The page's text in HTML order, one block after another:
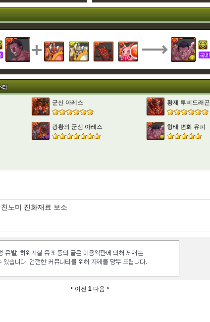
터
군신 아레스 황제 루비드래곤
광황의 군신 아레스 형태 변화 유피
친노미 진화재료 보소
이전 1 다음